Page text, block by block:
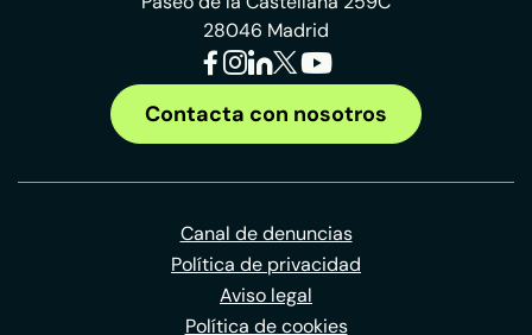
28046 Madrid
Contacta con nosotros
Canal de denuncias
Política de privacidad
Aviso legal
Política de cookies